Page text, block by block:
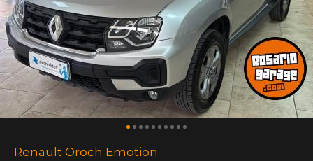
Renault Oroch Emotion